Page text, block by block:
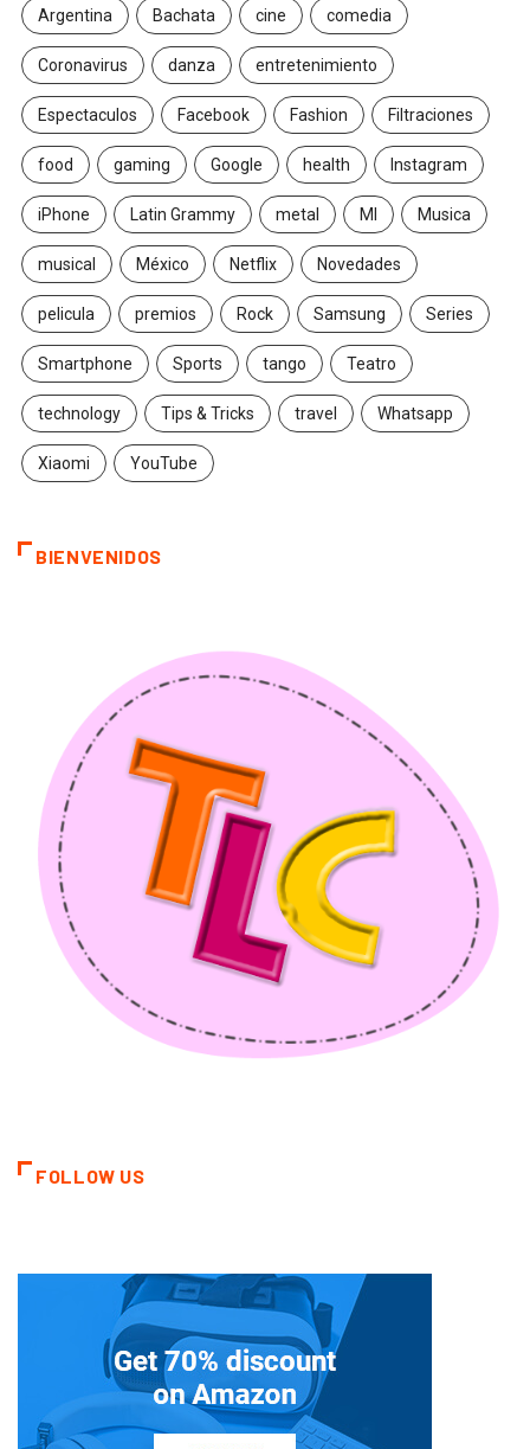
Argentina Bachata cine comedia
Coronavirus danza entretenimiento
Espectaculos Facebook Fashion Filtraciones
food gaming Google health Instagram
iPhone Latin Grammy metal MI Musica
musical México Netflix Novedades
pelicula premios Rock Samsung Series
Smartphone Sports tango Teatro
technology Tips & Tricks travel Whatsapp
Xiaomi YouTube
BIENVENIDOS
FOLLOW US